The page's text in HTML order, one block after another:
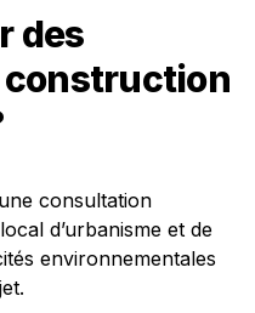
des
consultation
d’urbanisme et de
environnementales